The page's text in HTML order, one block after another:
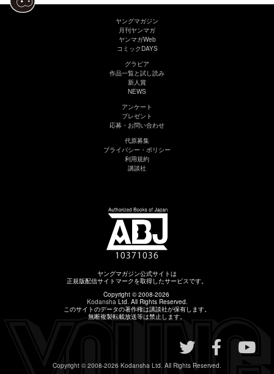
ヤングマガジン
月刊ヤンマガ
ヤンマガWeb
コミックDAYS
グラビア
作品一覧と試し読み
新人賞
NEWS
アンケート
プレゼント
応募・お問い合わせ
代原募集
プライバシー・ポリシー
利用規約
講談社
ヤングマガジン公式サイトは
正規版配信サイトマークを取得したサービスです。
Copyright © 2008-2026
Kodansha Ltd. All Rights Reserved.
このサイトのデータの著作権は講談社が保有します。
無断複製転載放送等は禁止します。
Copyright © 2008-2026 Kodansha Ltd. All Rights Reserved.